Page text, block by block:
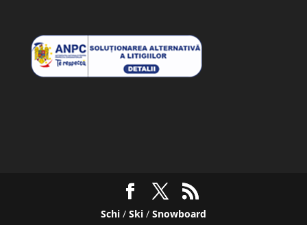
Schi/ Ski/ Snowboard